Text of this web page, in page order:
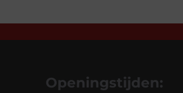
Openingstijden: